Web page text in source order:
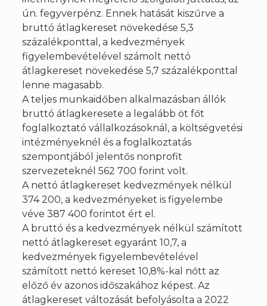
ún. fegyverpénz. Ennek hatását kiszűrve a
bruttó átlagkereset növekedése 5,3
százalékponttal, a kedvezmények
figyelembevételével számolt nettó
átlagkereset növekedése 5,7 százalékponttal
lenne magasabb.
A teljes munkaidőben alkalmazásban állók
bruttó átlagkeresete a legalább öt főt
foglalkoztató vállalkozásoknál, a költségvetési
intézményeknél és a foglalkoztatás
szempontjából jelentős nonprofit
szervezeteknél 562 700 forint volt.
A nettó átlagkereset kedvezmények nélkül
374 200, a kedvezményeket is figyelembe
véve 387 400 forintot ért el.
A bruttó és a kedvezmények nélkül számított
nettó átlagkereset egyaránt 10,7, a
kedvezmények figyelembevételével
számított nettó kereset 10,8%-kal nőtt az
előző év azonos időszakához képest. Az
átlagkereset változását befolyásolta a 2022